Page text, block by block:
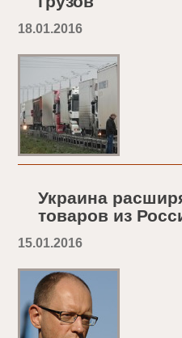
18.01.2016
Украина
товаров из
15.01.2016